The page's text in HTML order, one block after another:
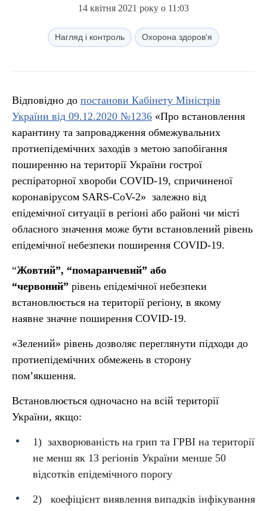
14 квітня 2021 року о 11:03
Нагляд і контроль Охорона здоров'я
Відповідно до постанови Кабінету Міністрів
України від 09.12.2020 №1236 «Про встановлення
карантину та запровадження обмежувальних
протиепідемічних заходів з метою запобігання
поширенню на території України гострої
респіраторної хвороби COVID-19, спричиненої
коронавірусом SARS-CoV-2» залежно від
епідемічної ситуації в регіоні або районі чи місті
обласного значення може бути встановлений рівень
епідемічної небезпеки поширення COVID-19.
“Жовтий”, “помаранчевий” або
“червоний” рівень епідемічної небезпеки
встановлюється на території регіону, в якому
наявне значне поширення COVID-19.
«Зелений» рівень дозволяє переглянути підходи до
протиепідемічних обмежень в сторону
пом’якшення.
Встановлюється одночасно на всій території
України, якщо:
1) захворюваність на грип та ГРВІ на території
не менш як 13 регіонів України менше 50
відсотків епідемічного порогу
2) коефіцієнт виявлення випадків інфікування